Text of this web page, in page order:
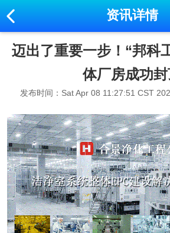
资讯详情
迈出了重要一步！“邦科
体厂房成功
发布时间：Sat Apr 08 11:27:51 CST